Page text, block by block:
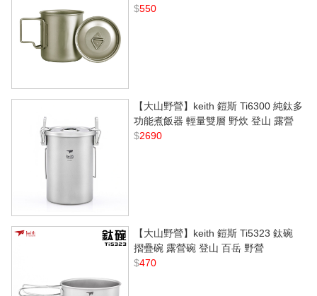
$550
【大山野營】keith 鎧斯 Ti6300 純鈦多
功能煮飯器 輕量雙層 野炊 登山 露營
$2690
【大山野營】keith 鎧斯 Ti5323 鈦碗
摺疊碗 露營碗 登山 百岳 野營
$470